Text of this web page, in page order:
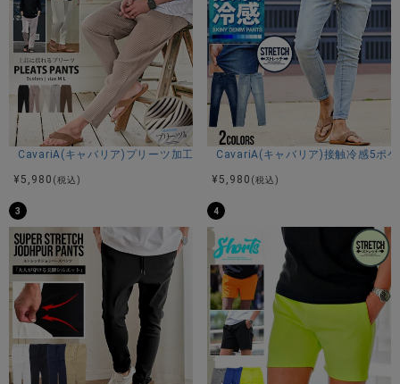
スタッフC(173cm/60kg)
体型：細身
普段着用サイズ：M
XLサイズ着用
商品説明
り箔加工ワイドデニムパンツが登場しました。
存在感のある箔加工が目を引く、ARULEワイドデニムパン
ツ。
ヴィンテージライクなデニムにメタリックな光沢をプラス
し、コーデの主役になる一本です。
ゆったりとしたワイドシルエットで、トレンド感のあるルー
ズな着こなしに。
シンプルなトップスと合わせるだけで、ワンランク上のスタ
イリングが完成します。
CavariA(キャバリア)プリーツ加工イージーロングパンツ/全5色
¥ 5,980 (税込)
CavariA(キャバリア)接触冷感5ポ
¥ 5,980 (税込)
3 4